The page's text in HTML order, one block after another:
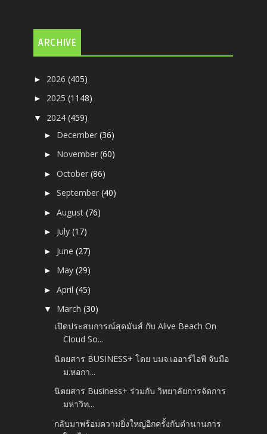
ARCHIVE
► 2026(405)
► 2025(1148)
▼ 2024(459)
► December(36)
► November(60)
►October(86)
►September(40)
►August(76)
► July(17)
► June(27)
► May(29)
►April(45)
▼ March(30)
เปิดประสบการณ์สุดมันส์ กับ Alive Beach On
Cloud So...
นิตยสาร BUSINESS+ โดย บมจ.เออาร์ไอพี จับมือ
ม.หอกา...
นิตยสาร Business+ ร่วมกับ วิทยาลัยการจัดการ
มหาวิท...
กลับมาพร้อมความยิ่งใหญ่อีกครั้งกับตำนานการ